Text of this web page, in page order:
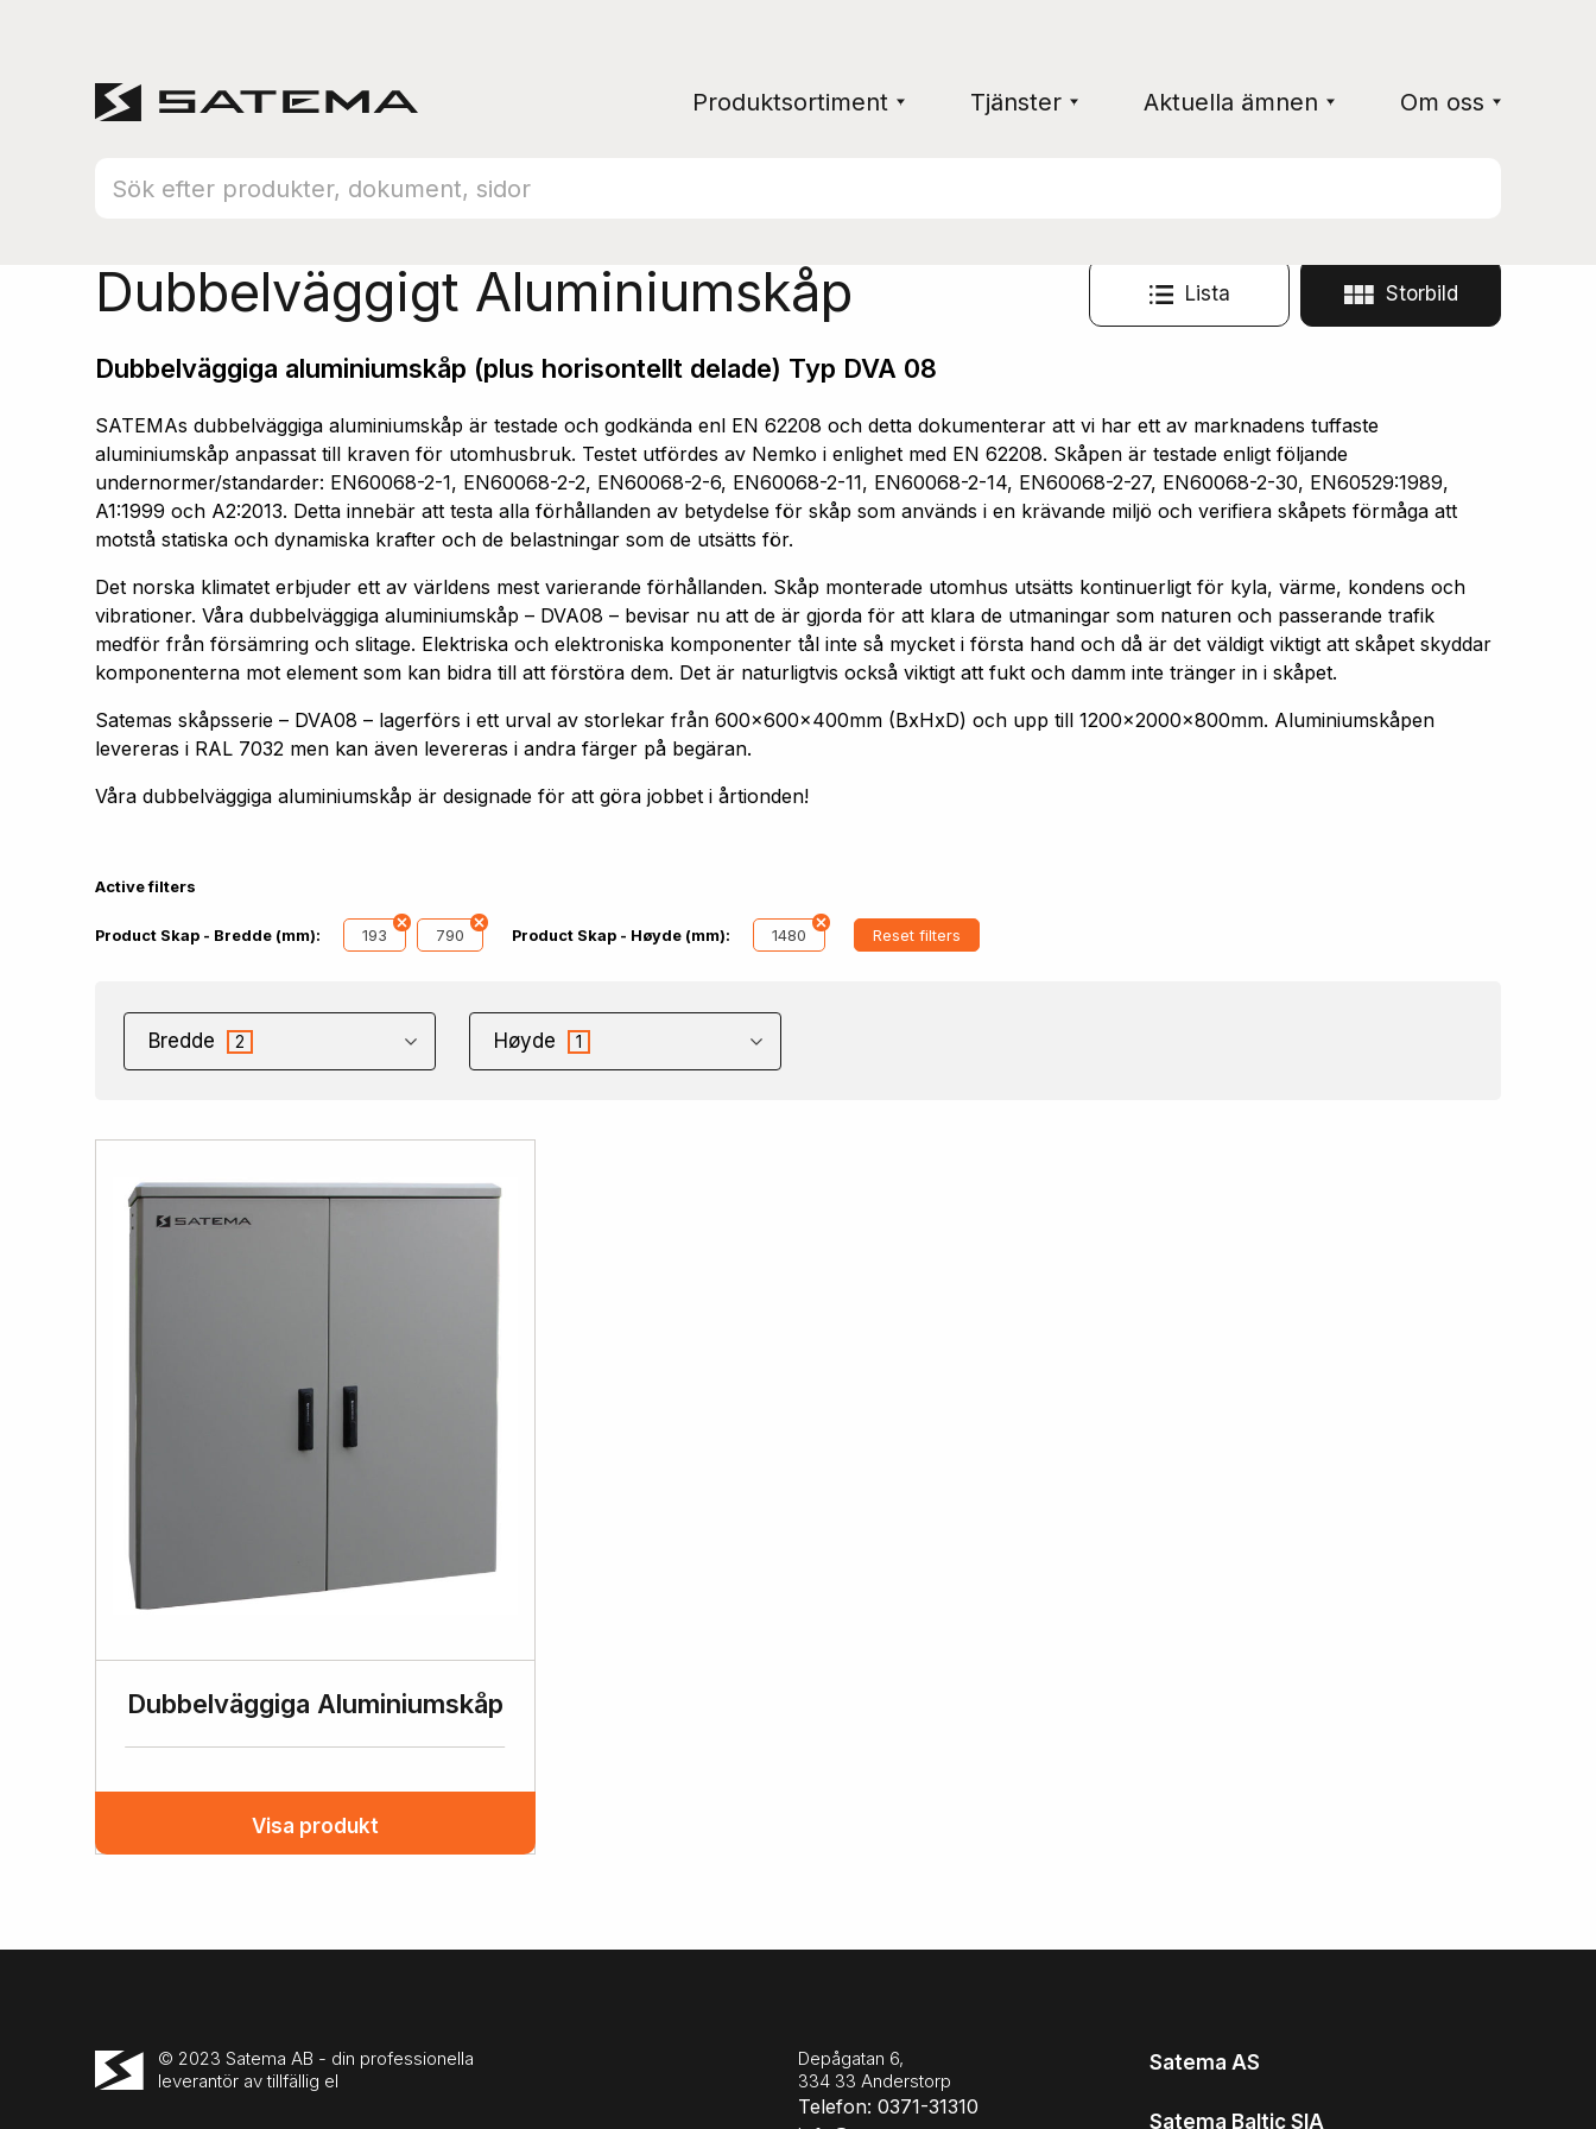
Produktsortiment Tjänster Aktuella ämnen Om oss
Hem Produktsortiment Aluminiumskåp
Dubbelväggigt Aluminiumskåp Lista Storbild
Dubbelväggiga aluminiumskåp (plus horisontellt delade) Typ DVA 08
SATEMAs dubbelväggiga aluminiumskåp är testade och godkända enl EN 62208 och detta dokumenterar att vi har ett av marknadens tuffaste
aluminiumskåp anpassat till kraven för utomhusbruk. Testet utfördes av Nemko i enlighet med EN 62208. Skåpen är testade enligt följande
undernormer/standarder: EN60068-2-1, EN60068-2-2, EN60068-2-6, EN60068-2-11, EN60068-2-14, EN60068-2-27, EN60068-2-30, EN60529:1989,
A1:1999 och A2:2013. Detta innebär att testa alla förhållanden av betydelse för skåp som används i en krävande miljö och verifiera skåpets förmåga att
motstå statiska och dynamiska krafter och de belastningar som de utsätts för.
Det norska klimatet erbjuder ett av världens mest varierande förhållanden. Skåp monterade utomhus utsätts kontinuerligt för kyla, värme, kondens och
vibrationer. Våra dubbelväggiga aluminiumskåp – DVA08 – bevisar nu att de är gjorda för att klara de utmaningar som naturen och passerande trafik
medför från försämring och slitage. Elektriska och elektroniska komponenter tål inte så mycket i första hand och då är det väldigt viktigt att skåpet skyddar
komponenterna mot element som kan bidra till att förstöra dem. Det är naturligtvis också viktigt att fukt och damm inte tränger in i skåpet.
Satemas skåpsserie – DVA08 – lagerförs i ett urval av storlekar från 600x600x400mm (BxHxD) och upp till 1200x2000x800mm. Aluminiumskåpen
levereras i RAL 7032 men kan även levereras i andra färger på begäran.
Våra dubbelväggiga aluminiumskåp är designade för att göra jobbet i årtionden!
Active filters
Product Skap - Bredde (mm): 193 790 Product Skap - Høyde (mm): 1480 Reset filters
Bredde 2 Høyde 1
Dubbelväggiga Aluminiumskåp
Visa produkt
© 2023 Satema AB - din professionella
leverantör av tillfällig el
Depågatan 6,
334 33 Anderstorp
Telefon: 0371-31310
Satema AS
Satema Baltic SIA